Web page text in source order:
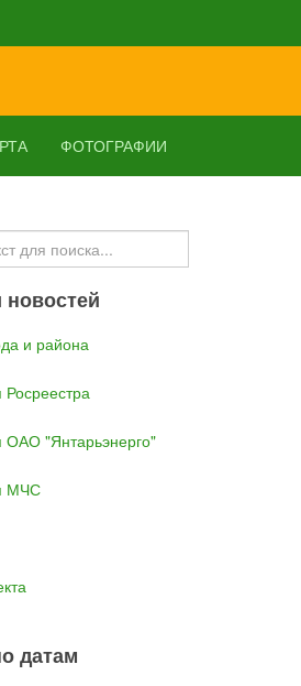
ФОТОГРАФИИ
новостей
и района
"Янтарьэнерго"
МЧС
датам